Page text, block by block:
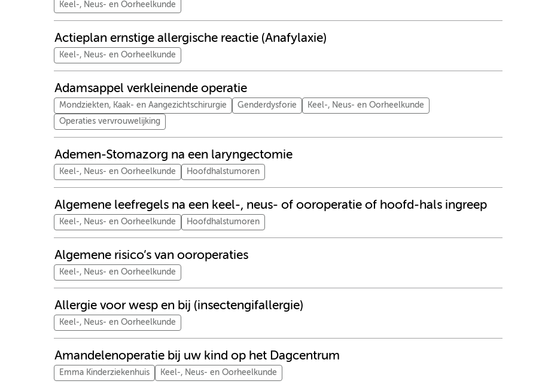
Keel-, Neus- en Oorheelkunde
Actieplan ernstige allergische reactie (Anafylaxie)
Keel-, Neus- en Oorheelkunde
Adamsappel verkleinende operatie
Mondziekten, Kaak- en Aangezichtschirurgie Genderdysforie
Keel-, Neus- en Oorheelkunde
Operaties vervrouwelijking
Ademen-Stomazorg na een laryngectomie
Keel-, Neus- en Oorheelkunde Hoofdhalstumoren
Algemene leefregels na een keel-, neus- of ooroperatie of hoofd-hals ingreep
Keel-, Neus- en Oorheelkunde Hoofdhalstumoren
Algemene risico’s van ooroperaties
Keel-, Neus- en Oorheelkunde
Allergie voor wesp en bij (insectengifallergie)
Keel-, Neus- en Oorheelkunde
Amandelenoperatie bij uw kind op het Dagcentrum
Emma Kinderziekenhuis Keel-, Neus- en Oorheelkunde